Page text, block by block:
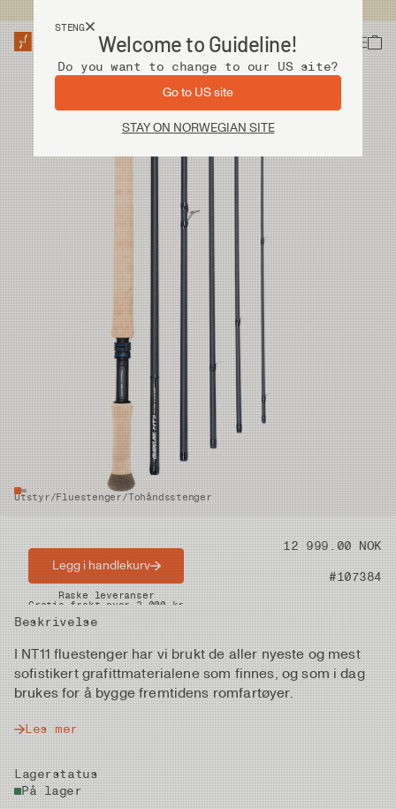
STENG
Welcome to Guideline!
Do you want to change to our US site?
Go to US site
STAY ON NORWEGIAN SITE
Utstyr/Fluestenger/Tohåndsstenger
Pris 12 999.00 NOK
Artikkelnummer #107384
Beskrivelse
I NT11 fluestenger har vi brukt de aller nyeste og mest
sofistikert grafittmaterialene som finnes, og som i dag
brukes for å bygge fremtidens romfartøyer.
Les mer
Lagerstatus
På lager
Legg i handlekurv
Raske leveranser
Gratis frakt over 2.000 kr